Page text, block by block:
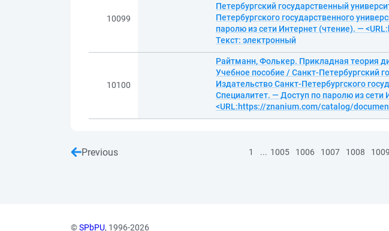
10099
Петербургский государственный
Петербургского государственного
паролю из сети Интернет (чтение). —
Текст: электронный
10100
Райтманн, Фолькер. Прикладная теория
Учебное пособие / Санкт-Петербургский
Издательство Санкт-Петербургского
Специалитет. — Доступ по паролю из сети
<URL:https://znanium.com/catalog/
Previous 1 ... 1005 1006 1007 1008 1009
©SPbPU, 1996-2026